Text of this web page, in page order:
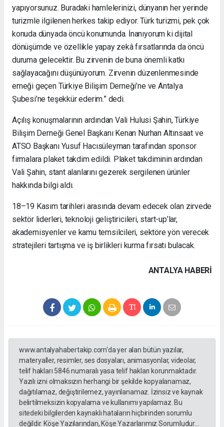
yapıyorsunuz. Buradaki hamlelerinizi, dünyanın her yerinde
turizmle ilgilenen herkes takip ediyor. Türk turizmi, pek çok
konuda dünyada öncü konumunda. İnanıyorum ki dijital
dönüşümde ve özellikle yapay zekâ fırsatlarında da öncü
duruma gelecektir. Bu zirvenin de buna önemli katkı
sağlayacağını düşünüyorum. Zirvenin düzenlenmesinde
emeği geçen Türkiye Bilişim Derneği’ne ve Antalya
Şubesi’ne teşekkür ederim.” dedi.
Açılış konuşmalarının ardından Vali Hulusi Şahin, Türkiye
Bilişim Derneği Genel Başkanı Kenan Nurhan Altınsaat ve
ATSO Başkanı Yusuf Hacısüleyman tarafından sponsor
firmalara plaket takdim edildi. Plaket takdiminin ardından
Vali Şahin, stant alanlarını gezerek sergilenen ürünler
hakkında bilgi aldı.
18–19 Kasım tarihleri arasında devam edecek olan zirvede
sektör liderleri, teknoloji geliştiricileri, start-up’lar,
akademisyenler ve kamu temsilcileri, sektöre yön verecek
stratejileri tartışma ve iş birlikleri kurma fırsatı bulacak.
ANTALYA HABERİ
www.antalyahabertakip.com'da yer alan bütün yazılar,
materyaller, resimler, ses dosyaları, animasyonlar, videolar,
telif hakları 5846 numaralı yasa telif hakları korunmaktadır.
Yazılı izni olmaksızın herhangi bir şekilde kopyalanamaz,
dağıtılamaz, değiştirilemez, yayınlanamaz. İzinsiz ve kaynak
belirtilmeksizin kopyalama ve kullanımı yapılamaz. Bu
sitedeki bilgilerden kaynaklı hataların hiçbirinden sorumlu
değildir. Köşe Yazılarından, Köşe Yazarlarımız Sorumludur...